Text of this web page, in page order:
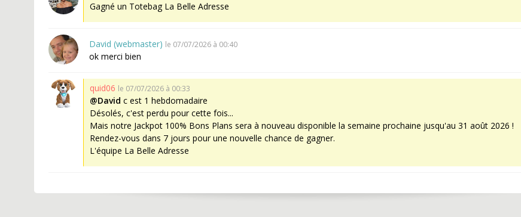
Gagné un Totebag La Belle Adresse
David (webmaster) le 07/07/2026 à 00:40
ok merci bien
quid06 le 07/07/2026 à 00:33
@David c est 1 hebdomadaire
Désolés, c'est perdu pour cette fois...
Mais notre Jackpot 100% Bons Plans sera à nouveau disponible la semaine prochaine jusqu'au 31 août 2026 !
Rendez-vous dans 7 jours pour une nouvelle chance de gagner.
L'équipe La Belle Adresse